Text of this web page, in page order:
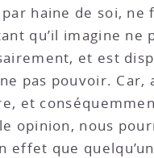
haine de soi,
qu’il imagine ne
et est
pas pouvoir. Car,
et
opinion, nous
que